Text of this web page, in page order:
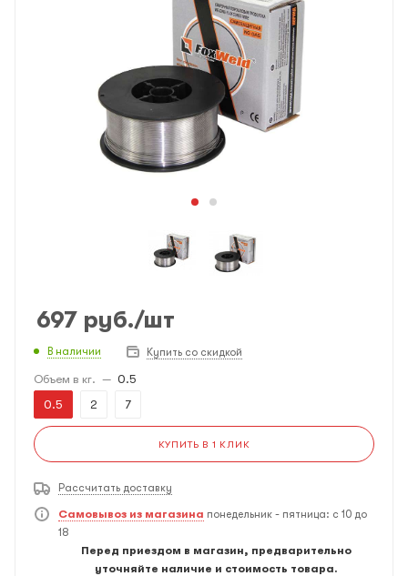
697 руб./шт
В наличии Купить со скидкой
Объем в кг. — 0.5
0.5
2 7
КУПИТЬ В 1 КЛИК
Рассчитать доставку
Самовывоз из магазина понедельник - пятница: с 10 до
18
Перед приездом в магазин, предварительно
уточняйте наличие и стоимость товара.